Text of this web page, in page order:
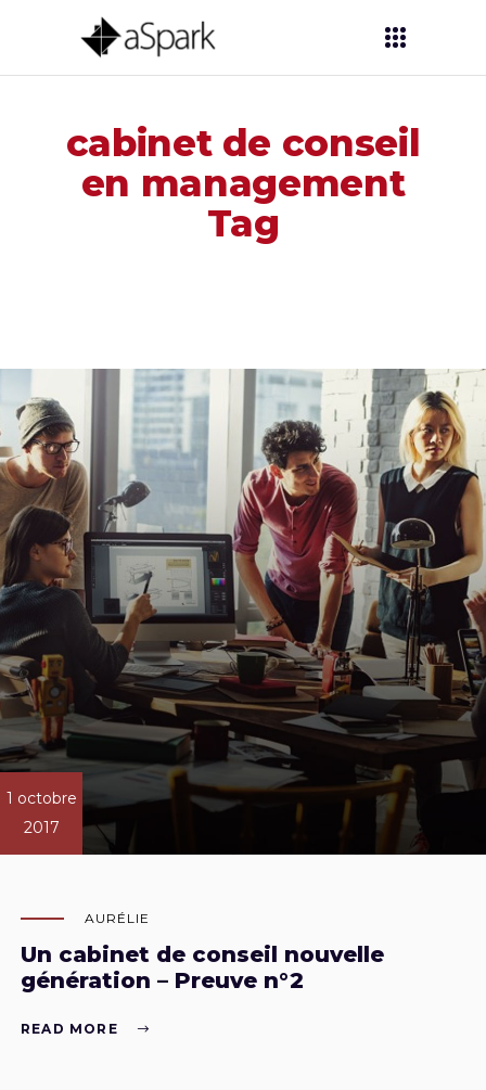
cabinet de conseil
en management
Tag
1 octobre
2017
AURÉLIE
Un cabinet de conseil nouvelle
génération – Preuve n°2
READ MORE